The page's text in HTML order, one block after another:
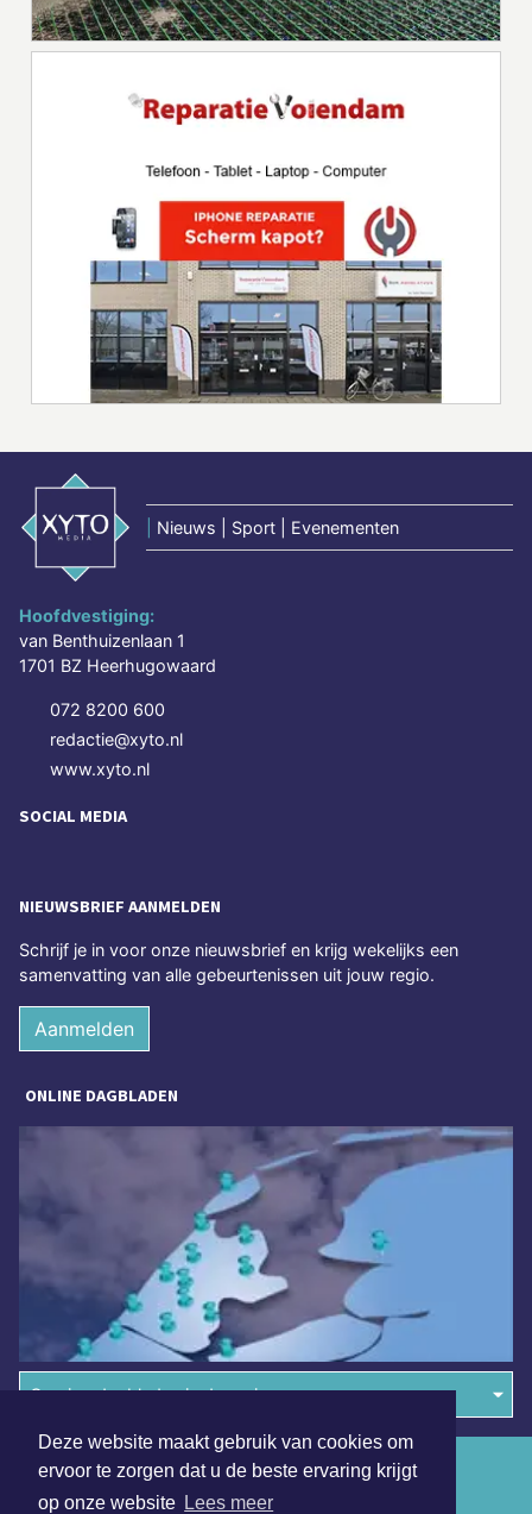
Deze website maakt gebruik van cookies om
ervoor te zorgen dat u de beste ervaring krijgt
op onze website Lees meer
Nieuws | Sport | Evenementen
Hoofdvestiging:
van Benthuizenlaan 1
1701 BZ Heerhugowaard
072 8200 600
redactie@xyto.nl
www.xyto.nl
SOCIAL MEDIA
NIEUWSBRIEF AANMELDEN
Schrijf je in voor onze nieuwsbrief en krijg wekelijks een
samenvatting van alle gebeurtenissen uit jouw regio.
Aanmelden
ONLINE DAGBLADEN
Overige dagbladen in de regio
Algemene voorwaarden
Disclaimer